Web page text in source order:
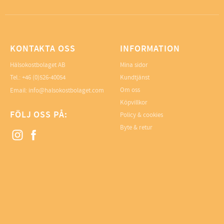
KONTAKTA OSS
Hälsokostbolaget AB
Tel.: +46 (0)526-40054
Email: info@halsokostbolaget.com
FÖLJ OSS PÅ:
INFORMATION
Mina sidor
Kundtjänst
Om oss
Köpvillkor
Policy & cookies
Byte & retur